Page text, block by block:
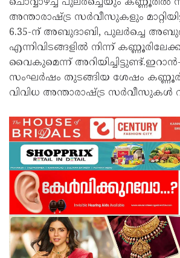
ചൊവ്വാഴ്ച്ച പുലർച്ചെയും കണ്ണൂരിൽ
അന്താരാഷ്ട്ര സർവീസുകളും
6.35-ന് അബുദാബി, പുലർച്ചെ
എന്നിവിടങ്ങളിൽ നിന്ന്
വൈകുമെന്ന്
സംഘർഷം തുടങ്ങിയ ശേഷം
വിവിധ അന്താരാഷ്ട്ര സർവീസുകൾ